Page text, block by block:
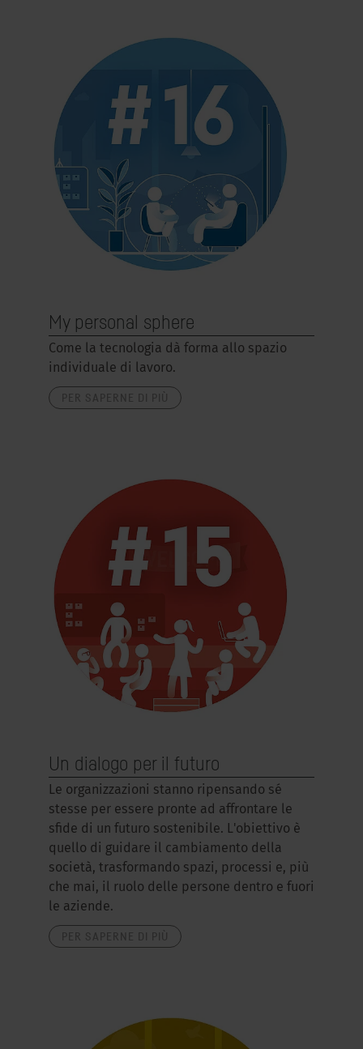
My personal sphere
Come la tecnologia dà forma allo spazio
individuale di lavoro.
Un dialogo per il futuro
Le organizzazioni stanno ripensando sé
stesse per essere pronte ad affrontare le
sfide di un futuro sostenibile. L'obiettivo è
quello di guidare il cambiamento della
società, trasformando spazi, processi e, più
che mai, il ruolo delle persone dentro e fuori
le aziende.